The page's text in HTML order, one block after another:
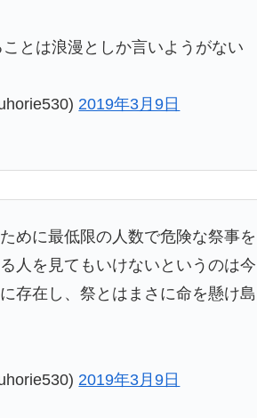
とは浪漫としか言いようがない
2019年3月9日
めに最低限の人数で危険な祭事を
人を見てもいけないというのは今
存在し、祭とはまさに命を懸け島
2019年3月9日